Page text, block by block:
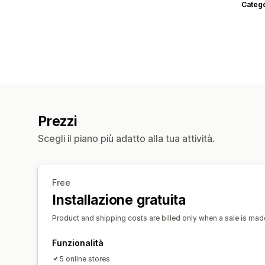
Prezzi
Scegli il piano più adatto alla tua attività.
Free
Installazione gratuita
Product and shipping costs are billed only when a sale is
Funzionalità
5 online stores